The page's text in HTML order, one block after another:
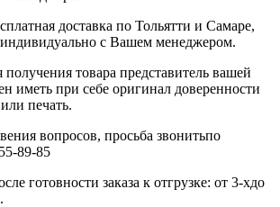
доставка по Тольятти и Самаре,
индивидуально с Вашем менеджером.
получения товара представитель вашей
иметь при себе оригинал доверенности
печать.
вопросов, просьба звонитьпо
89-85
готовности заказа к отгрузке: от 3-хдо